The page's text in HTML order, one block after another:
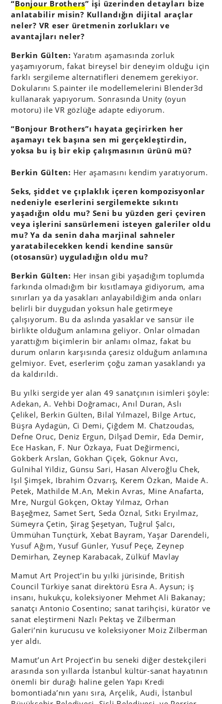
“Bonjour Brothers” işi üzerinden detayları bize
anlatabilir misin? Kullandığın dijital araçlar
neler? VR eser üretmenin zorlukları ve
avantajları neler?
Berkin Gülten: Yaratım aşamasında zorluk
yaşamıyorum, fakat bireysel bir deneyim olduğu için
farklı sergileme alternatifleri denemem gerekiyor.
Dokularını S.painter ile modellemelerini Blender3d
kullanarak yapıyorum. Sonrasında Unity (oyun
motoru) ile VR gözlüğe adapte ediyorum.
“Bonjour Brothers”ı hayata geçirirken her
aşamayı tek başına sen mi gerçekleştirdin,
yoksa bu iş bir ekip çalışmasının ürünü mü?
Berkin Gülten: Her aşamasını kendim yaratıyorum.
Seks, şiddet ve çıplaklık içeren kompozisyonlar
nedeniyle eserlerini sergilemekte sıkıntı
yaşadığın oldu mu? Seni bu yüzden geri çeviren
veya işlerini sansürlemeni isteyen galeriler oldu
mu? Ya da senin daha marjinal sahneler
yaratabilecekken kendi kendine sansür
(otosansür) uyguladığın oldu mu?
Berkin Gülten: Her insan gibi yaşadığım toplumda
farkında olmadığım bir kısıtlamaya gidiyorum, ama
sınırları ya da yasakları anlayabildiğim anda onları
belirli bir duygudan yoksun hale getirmeye
çalışıyorum. Bu da aslında yasaklar ve sansür ile
birlikte olduğum anlamına geliyor. Onlar olmadan
yarattığım biçimlerin bir anlamı olmaz, fakat bu
durum onların karşısında çaresiz olduğum anlamına
gelmiyor. Evet, eserlerim çoğu zaman yasaklandı ya
da kaldırıldı.
Bu yılki sergide yer alan 49 sanatçının isimleri şöyle:
Adekan, A. Vehbi Doğramacı, Anıl Duran, Aslı
Çelikel, Berkin Gülten, Bilal Yılmazel, Bilge Artuc,
Büşra Aydagün, Ci Demi, Çiğdem M. Chatzoudas,
Defne Oruc, Deniz Ergun, Dilşad Demir, Eda Demir,
Ece Haskan, F. Nur Özkaya, Fuat Değirmenci,
Gökberk Arslan, Gökhan Çiçek, Göknur Avcı,
Gülnihal Yildiz, Günsu Sari, Hasan Alveroğlu Chek,
Işıl Şimşek, Ibrahim Özvarış, Kerem Özkan, Maide A.
Petek, Mathilde M.An, Mekin Avras, Mine Anafarta,
Mre, Nurgül Gökçen, Oktay Yılmaz, Orhan
Başeğmez, Samet Sert, Seda Öznal, Sıtkı Eryılmaz,
Sümeyra Çetin, Şirag Şeşetyan, Tuğrul Şalcı,
Ümmühan Tunçtürk, Xebat Bayram, Yaşar Darendeli,
Yusuf Ağım, Yusuf Günler, Yusuf Peçe, Zeynep
Demirhan, Zeynep Karabacak, Zülküf Mavlay
Mamut Art Project’in bu yılki jürisinde, British
Council Türkiye sanat direktörü Esra A. Aysun; iş
insanı, hukukçu, koleksiyoner Mehmet Ali Bakanay;
sanatçı Antonio Cosentino; sanat tarihçisi, küratör ve
sanat eleştirmeni Nazlı Pektaş ve Zilberman
Galeri’nin kurucusu ve koleksiyoner Moiz Zilberman
yer aldı.
Mamut’un Art Project’in bu seneki diğer destekçileri
arasında son yıllarda İstanbul kültür-sanat hayatının
önemli bir durağı haline gelen Yapı Kredi
bomontiada’nın yanı sıra, Arçelik, Audi, İstanbul